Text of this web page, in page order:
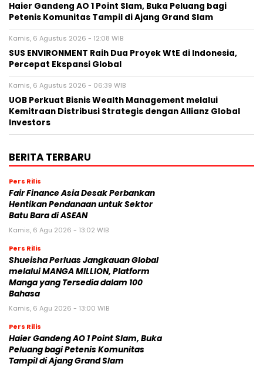
Haier Gandeng AO 1 Point Slam, Buka Peluang bagi
Petenis Komunitas Tampil di Ajang Grand Slam
Kamis, 6 Agustus 2026 - 12:08 WIB
SUS ENVIRONMENT Raih Dua Proyek WtE di Indonesia,
Percepat Ekspansi Global
Kamis, 6 Agustus 2026 - 06:39 WIB
UOB Perkuat Bisnis Wealth Management melalui
Kemitraan Distribusi Strategis dengan Allianz Global
Investors
BERITA TERBARU
Pers Rilis
Fair Finance Asia Desak Perbankan
Hentikan Pendanaan untuk Sektor
Batu Bara di ASEAN
Kamis, 6 Agu 2026 - 13:02 WIB
Pers Rilis
Shueisha Perluas Jangkauan Global
melalui MANGA MILLION, Platform
Manga yang Tersedia dalam 100
Bahasa
Kamis, 6 Agu 2026 - 13:00 WIB
Pers Rilis
Haier Gandeng AO 1 Point Slam, Buka
Peluang bagi Petenis Komunitas
Tampil di Ajang Grand Slam